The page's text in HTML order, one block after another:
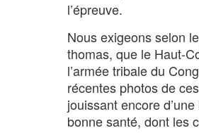
l’épreuve.
Nous exigeons selon
thomas, que le Haut-
l’armée tribale du
récentes photos de
jouissant encore
bonne santé, dont les